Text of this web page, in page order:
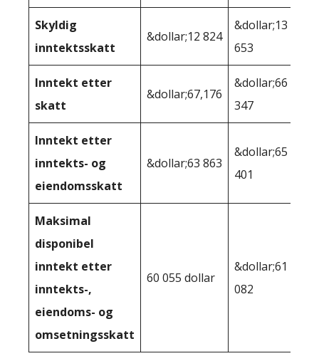
Skyldig
inntektsskatt
&dollar;12 824
&dollar;13
653
Inntekt etter
skatt
&dollar;67,176
&dollar;66
347
Inntekt etter
inntekts- og
eiendomsskatt
&dollar;63 863
&dollar;65
401
Maksimal
disponibel
inntekt etter
inntekts-,
eiendoms- og
omsetningsskatt
60 055 dollar
&dollar;61
082